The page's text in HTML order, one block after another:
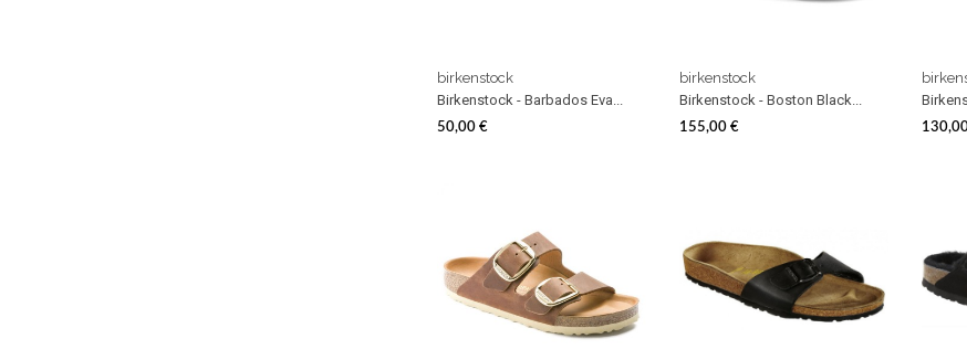
birkenstock
Birkenstock - Barbados Eva...
Prezzo
50,00 €
birkenstock
Birkenstock - Boston Black...
Prezzo
155,00 €
Prezzo